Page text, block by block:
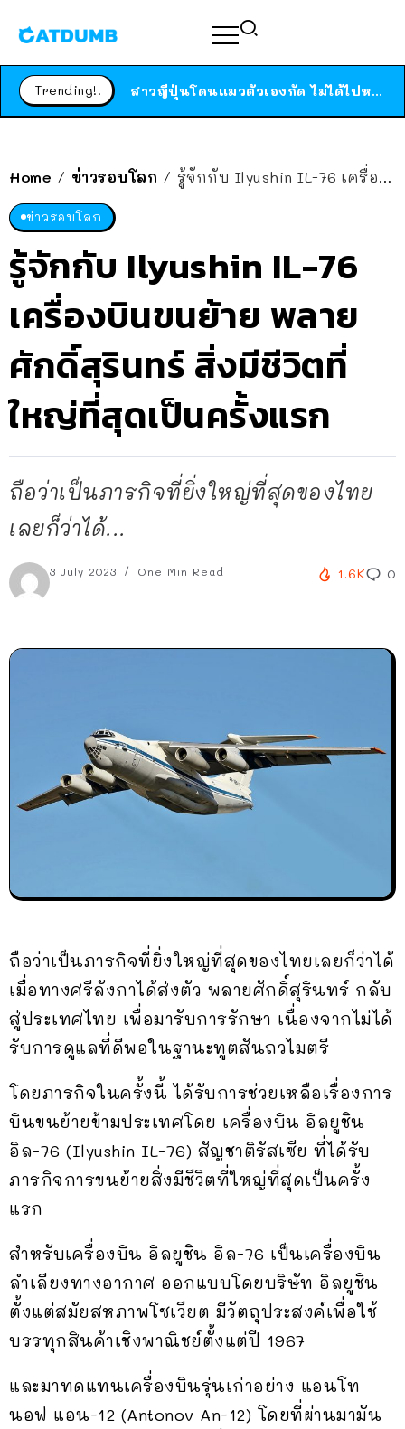
Trending!! ได้เวลาเด็กหนวดรวมตัว RF Online Next เปิดให้เล่นแล้ว เกม Sci-Fi MMORPG ระดับตำนาน เล่นได้ทั้งมือถือและ PC
Home / ข่าวรอบโลก / รู้จักกับ Ilyushin IL-76 เครื่องบินขนย้าย พลายศักดิ์สุรินทร์ สิ่งมีชีวิตที่ใหญ่ที่สุดเป็นครั้งแรก
ข่าวรอบโลก
รู้จักกับ Ilyushin IL-76
เครื่องบินขนย้าย พลาย
ศักดิ์สุรินทร์ สิ่งมีชีวิตที่
ใหญ่ที่สุดเป็นครั้งแรก
ถือว่าเป็นภารกิจที่ยิ่งใหญ่ที่สุดของไทย
เลยก็ว่าได้...
3 July 2023 One Min Read 1.6K 0
ถือว่าเป็นภารกิจที่ยิ่งใหญ่ที่สุดของไทยเลยก็ว่าได้
เมื่อทางศรีลังกาได้ส่งตัว พลายศักดิ์สุรินทร์ กลับ
สู่ประเทศไทย เพื่อมารับการรักษา เนื่องจากไม่ได้
รับการดูแลที่ดีพอในฐานะทูตสันถวไมตรี
โดยภารกิจในครั้งนี้ ได้รับการช่วยเหลือเรื่องการ
บินขนย้ายข้ามประเทศโดย เครื่องบิน อิลยูชิน
อิล-76 (Ilyushin IL-76) สัญชาติรัสเซีย ที่ได้รับ
ภารกิจการขนย้ายสิ่งมีชีวิตที่ใหญ่ที่สุดเป็นครั้ง
แรก
สำหรับเครื่องบิน อิลยูชิน อิล-76 เป็นเครื่องบิน
ลำเลียงทางอากาศ ออกแบบโดยบริษัท อิลยูชิน
ตั้งแต่สมัยสหภาพโซเวียต มีวัตถุประสงค์เพื่อใช้
บรรทุกสินค้าเชิงพาณิชย์ตั้งแต่ปี 1967
และมาทดแทนเครื่องบินรุ่นเก่าอย่าง แอนโท
นอฟ แอน-12 (Antonov An-12) โดยที่ผ่านมามัน